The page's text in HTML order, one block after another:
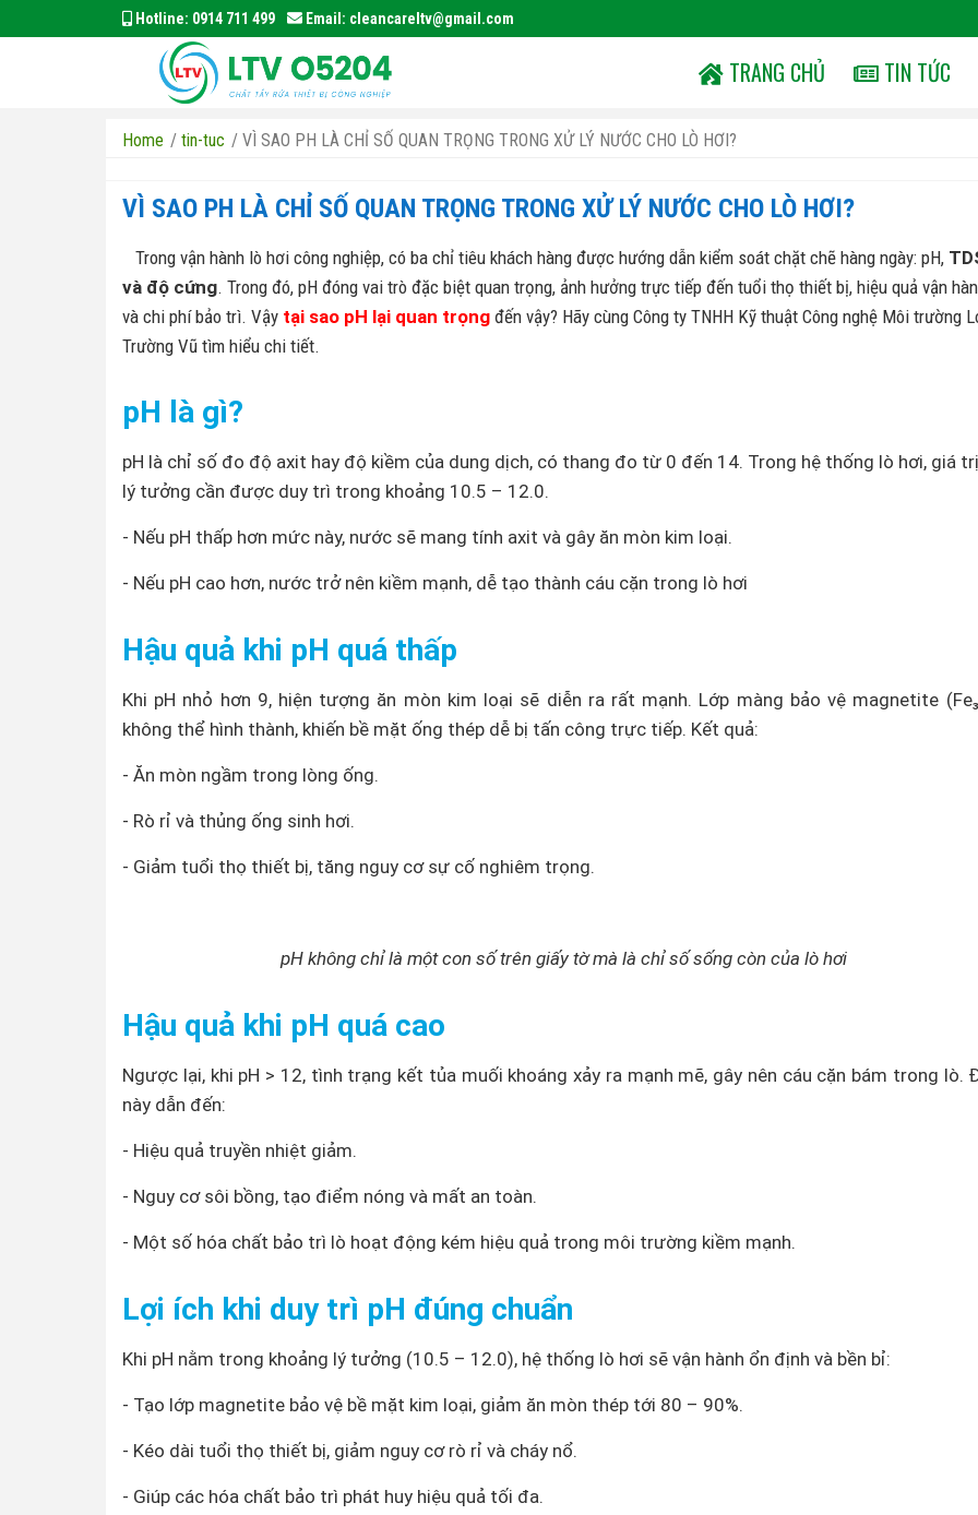
Hotline: 0914 711 499 Email: cleancareltv@gmail.com
TIN TỨC
TRANG CHỦ
Home / tin-tuc / VÌ SAO PH LÀ CHỈ SỐ QUAN TRỌNG TRONG XỬ LÝ NƯỚC CHO LÒ HƠI?
VÌ SAO PH LÀ CHỈ SỐ QUAN TRỌNG TRONG XỬ LÝ NƯỚC CHO LÒ HƠI?
Trong vận hành lò hơi công nghiệp, có ba chỉ tiêu khách hàng được hướng dẫn kiểm soát chặt chẽ hàng ngày: pH,
và độ cứng. Trong đó, pH đóng vai trò đặc biệt quan trọng, ảnh hưởng trực tiếp đến tuổi thọ thiết bị, hiệu quả vận
và chi phí bảo trì. Vậy tại sao pH lại quan trọng đến vậy? Hãy cùng Công ty TNHH Kỹ thuật Công nghệ Môi trường
Trường Vũ tìm hiểu chi tiết.
pH là gì?
pH là chỉ số đo độ axit hay độ kiềm của dung dịch, có thang đo từ 0 đến 14. Trong hệ thống lò hơi, giá
lý tưởng cần được duy trì trong khoảng 10.5 – 12.0.
- Nếu pH thấp hơn mức này, nước sẽ mang tính axit và gây ăn mòn kim loại.
- Nếu pH cao hơn, nước trở nên kiềm mạnh, dễ tạo thành cáu cặn trong lò hơi
Hậu quả khi pH quá thấp
Khi pH nhỏ hơn 9, hiện tượng ăn mòn kim loại sẽ diễn ra rất mạnh. Lớp màng bảo vệ magnetite
không thể hình thành, khiến bề mặt ống thép dễ bị tấn công trực tiếp. Kết quả:
- Ăn mòn ngầm trong lòng ống.
- Rò rỉ và thủng ống sinh hơi.
- Giảm tuổi thọ thiết bị, tăng nguy cơ sự cố nghiêm trọng.
pH không chỉ là một con số trên giấy tờ mà là chỉ số sống còn của lò hơi
Hậu quả khi pH quá cao
Ngược lại, khi pH > 12, tình trạng kết tủa muối khoáng xảy ra mạnh mẽ, gây nên cáu cặn bám trong lò.
này dẫn đến:
- Hiệu quả truyền nhiệt giảm.
- Nguy cơ sôi bồng, tạo điểm nóng và mất an toàn.
- Một số hóa chất bảo trì lò hoạt động kém hiệu quả trong môi trường kiềm mạnh.
Lợi ích khi duy trì pH đúng chuẩn
Khi pH nằm trong khoảng lý tưởng (10.5 – 12.0), hệ thống lò hơi sẽ vận hành ổn định và bền bỉ:
- Tạo lớp magnetite bảo vệ bề mặt kim loại, giảm ăn mòn thép tới 80 – 90%.
- Kéo dài tuổi thọ thiết bị, giảm nguy cơ rò rỉ và cháy nổ.
- Giúp các hóa chất bảo trì phát huy hiệu quả tối đa.